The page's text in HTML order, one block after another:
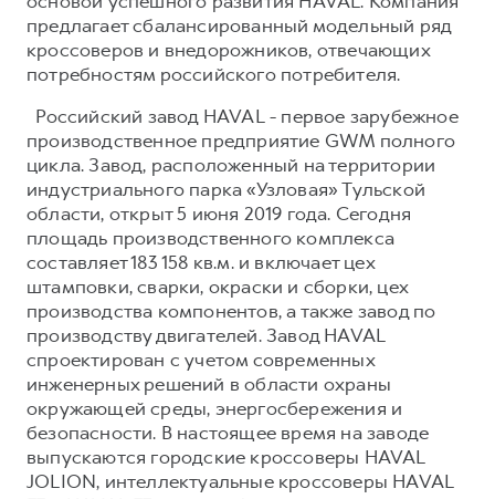
предлагает сбалансированный модельный ряд
кроссоверов и внедорожников, отвечающих
потребностям российского потребителя.
Российский завод HAVAL - первое зарубежное
производственное предприятие GWM полного
цикла. Завод, расположенный на территории
индустриального парка «Узловая» Тульской
области, открыт 5 июня 2019 года. Сегодня
площадь производственного комплекса
составляет 183 158 кв.м. и включает цех
штамповки, сварки, окраски и сборки, цех
производства компонентов, а также завод по
производству двигателей. Завод HAVAL
спроектирован с учетом современных
инженерных решений в области охраны
окружающей среды, энергосбережения и
безопасности. В настоящее время на заводе
выпускаются городские кроссоверы HAVAL
JOLION, интеллектуальные кроссоверы HAVAL